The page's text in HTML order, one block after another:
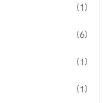
(1)
(6)
(1)
(1)